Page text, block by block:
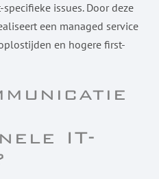
issues. Door deze
een managed service
en hogere first-
IT-